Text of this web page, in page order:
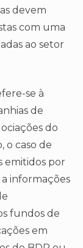
devem
com uma
ao setor
se à
de
do
o caso de
emitidos por
a informações
fundos de
em